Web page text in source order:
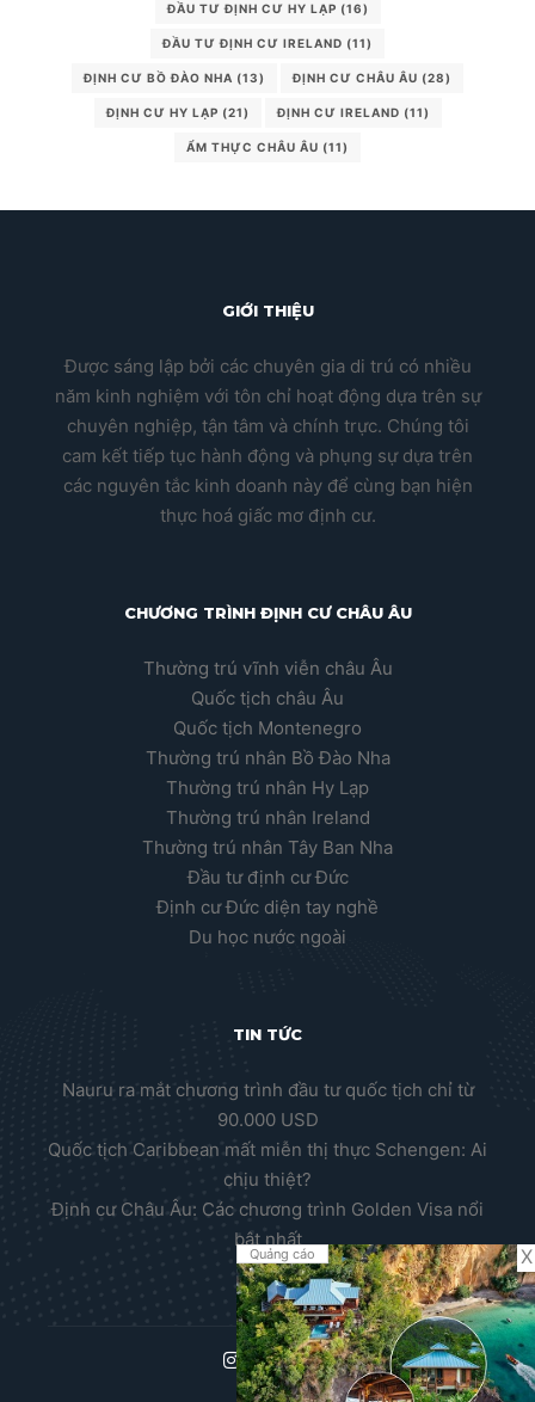
ĐẦU TƯ ĐỊNH CƯ HY LẠP (16)
ĐẦU TƯ ĐỊNH CƯ IRELAND (11)
ĐỊNH CƯ BỒ ĐÀO NHA (13) ĐỊNH CƯ CHÂU ÂU (28)
ĐỊNH CƯ HY LẠP (21) ĐỊNH CƯ IRELAND (11)
ẨM THỰC CHÂU ÂU (11)
GIỚI THIỆU
Được sáng lập bởi các chuyên gia di trú có nhiều
năm kinh nghiệm với tôn chỉ hoạt động dựa trên sự
chuyên nghiệp, tận tâm và chính trực. Chúng tôi
cam kết tiếp tục hành động và phụng sự dựa trên
các nguyên tắc kinh doanh này để cùng bạn hiện
thực hoá giấc mơ định cư.
CHƯƠNG TRÌNH ĐỊNH CƯ CHÂU ÂU
Thường trú vĩnh viễn châu Âu
Quốc tịch châu Âu
Quốc tịch Montenegro
Thường trú nhân Bồ Đào Nha
Thường trú nhân Hy Lạp
Thường trú nhân Ireland
Thường trú nhân Tây Ban Nha
Đầu tư định cư Đức
Định cư Đức diện tay nghề
Du học nước ngoài
TIN TỨC
Nauru ra mắt chương trình đầu tư quốc tịch chỉ từ
90.000 USD
Quốc tịch Caribbean mất miễn thị thực Schengen: Ai
chịu thiệt?
Định cư Châu Âu: Các chương trình Golden Visa nổi
bật nhất
Quảng cáo X